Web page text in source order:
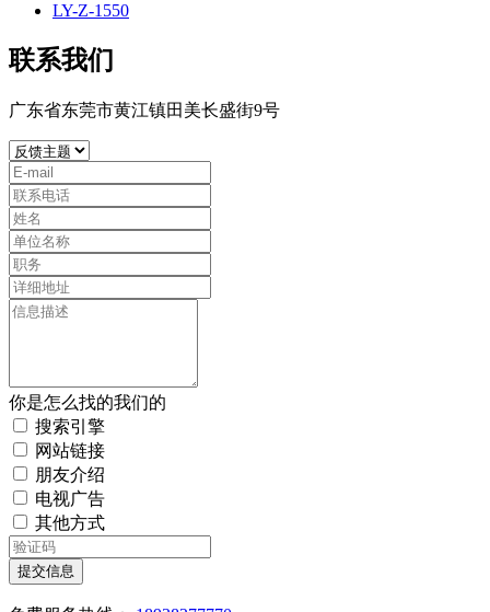
LY-Z-1550
联系我们
广东省东莞市黄江镇田美长盛街9号
你是怎么找的我们的
搜索引擎
网站链接
朋友介绍
电视广告
其他方式
提交信息